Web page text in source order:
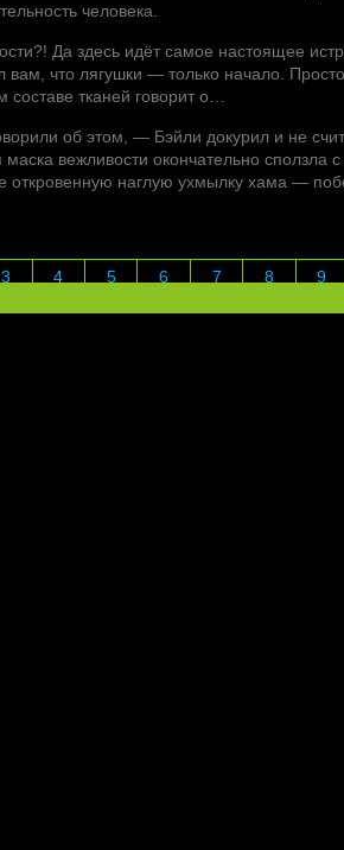
человека.
Да здесь идёт самое настоящее
вам, что лягушки — только начало.
тканей говорит о…
об этом, — Бэйли докурил и не
вежливости окончательно
откровенную наглую ухмылку хама —
3 4 5 6 7 8 9